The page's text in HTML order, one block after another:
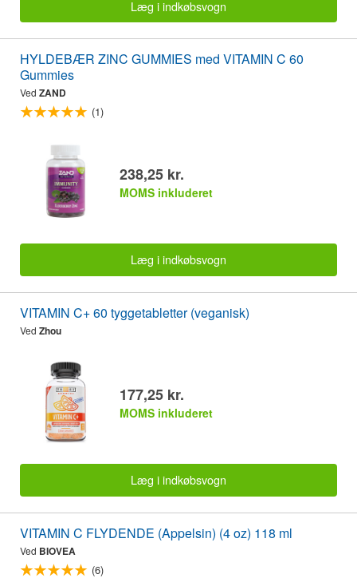
Læg i indkøbsvogn
HYLDEBÆR ZINC GUMMIES med VITAMIN C 60
Gummies
Ved ZAND
(1)
238,25 kr.
MOMS inkluderet
Læg i indkøbsvogn
VITAMIN C+ 60 tyggetabletter (veganisk)
Ved Zhou
177,25 kr.
MOMS inkluderet
Læg i indkøbsvogn
VITAMIN C FLYDENDE (Appelsin) (4 oz) 118 ml
Ved BIOVEA
(6)